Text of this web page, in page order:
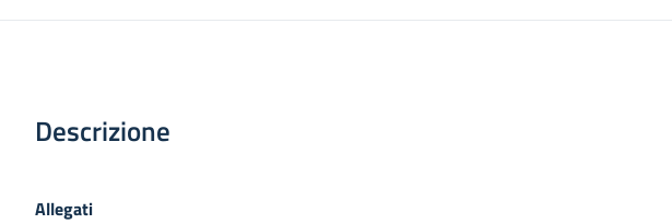
Descrizione
Allegati